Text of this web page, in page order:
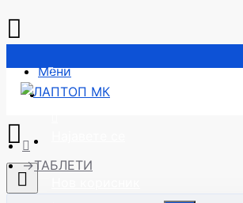
Мени
Почетна
ТАБЛЕТИ